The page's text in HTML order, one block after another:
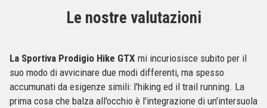
Le nostre valutazioni
La Sportiva Prodigio Hike GTX mi incuriosisce subito per il
suo modo di avvicinare due modi differenti, ma spesso
accumunati da esigenze simili: l'hiking ed il trail running. La
prima cosa che balza all'occhio è l'integrazione di un'intersuola